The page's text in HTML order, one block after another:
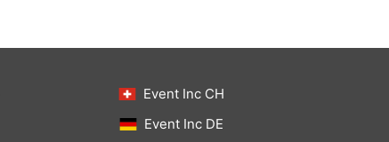
Event Inc CH
Event Inc DE